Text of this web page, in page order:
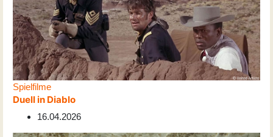
Spielfilme
Duell in Diablo
16.04.2026